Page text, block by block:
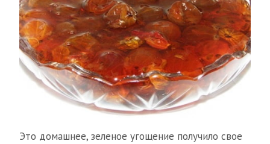
Это домашнее, зеленое угощение получило свое